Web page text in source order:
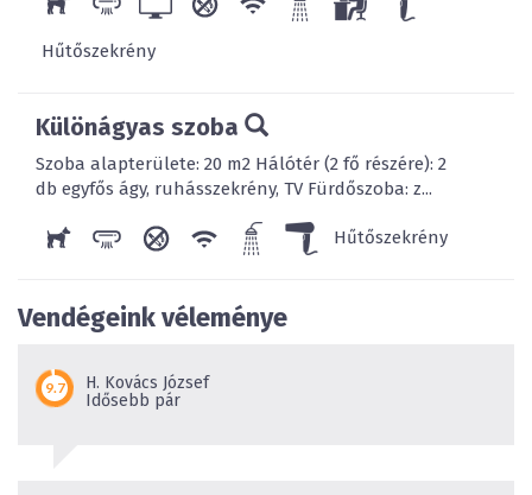
Hűtőszekrény
Különágyas szoba
Szoba alapterülete: 20 m2 Hálótér (2 fő részére): 2
db egyfős ágy, ruhásszekrény, TV Fürdőszoba: z...
Hűtőszekrény
Vendégeink véleménye
H. Kovács József
Idősebb pár